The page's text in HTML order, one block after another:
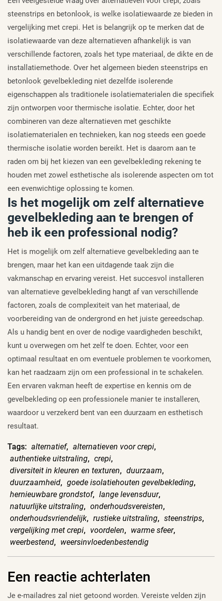
steenstrips en betonlook, is welke isolatiewaarde ze bieden in
vergelijking met crepi. Het is belangrijk op te merken dat de
isolatiewaarde van deze alternatieven afhankelijk is van
verschillende factoren, zoals het type materiaal, de dikte en de
installatiemethode. Over het algemeen bieden steenstrips en
betonlook gevelbekleding niet dezelfde isolerende
eigenschappen als traditionele isolatiematerialen die specifiek
zijn ontworpen voor thermische isolatie. Echter, door het
combineren van deze alternatieven met geschikte
isolatiematerialen en technieken, kan nog steeds een goede
thermische isolatie worden bereikt. Het is daarom aan te
raden om bij het kiezen van een gevelbekleding rekening te
houden met zowel esthetische als isolerende aspecten om tot
een evenwichtige oplossing te komen.
Is het mogelijk om zelf alternatieve
gevelbekleding aan te brengen of
heb ik een professional nodig?
Het is mogelijk om zelf alternatieve gevelbekleding aan te
brengen, maar het kan een uitdagende taak zijn die
vakmanschap en ervaring vereist. Het succesvol installeren
van alternatieve gevelbekleding hangt af van verschillende
factoren, zoals de complexiteit van het materiaal, de
voorbereiding van de ondergrond en het juiste gereedschap.
Als u handig bent en over de nodige vaardigheden beschikt,
kunt u overwegen om het zelf te doen. Echter, voor een
optimaal resultaat en om eventuele problemen te voorkomen,
kan het raadzaam zijn om een professional in te schakelen.
Een ervaren vakman heeft de expertise en kennis om de
gevelbekleding op een professionele manier te installeren,
waardoor u verzekerd bent van een duurzaam en esthetisch
resultaat.
Tags: alternatief, alternatieven voor crepi,
authentieke uitstraling, crepi,
diversiteit in kleuren en texturen, duurzaam,
duurzaamheid, goede isolatiehouten gevelbekleding,
hernieuwbare grondstof, lange levensduur,
natuurlijke uitstraling, onderhoudsvereisten,
onderhoudsvriendelijk, rustieke uitstraling, steenstrips,
vergelijking met crepi, voordelen, warme sfeer,
weerbestend, weersinvloedenbestendig
Een reactie achterlaten
Je e-mailadres zal niet getoond worden. Vereiste velden zijn